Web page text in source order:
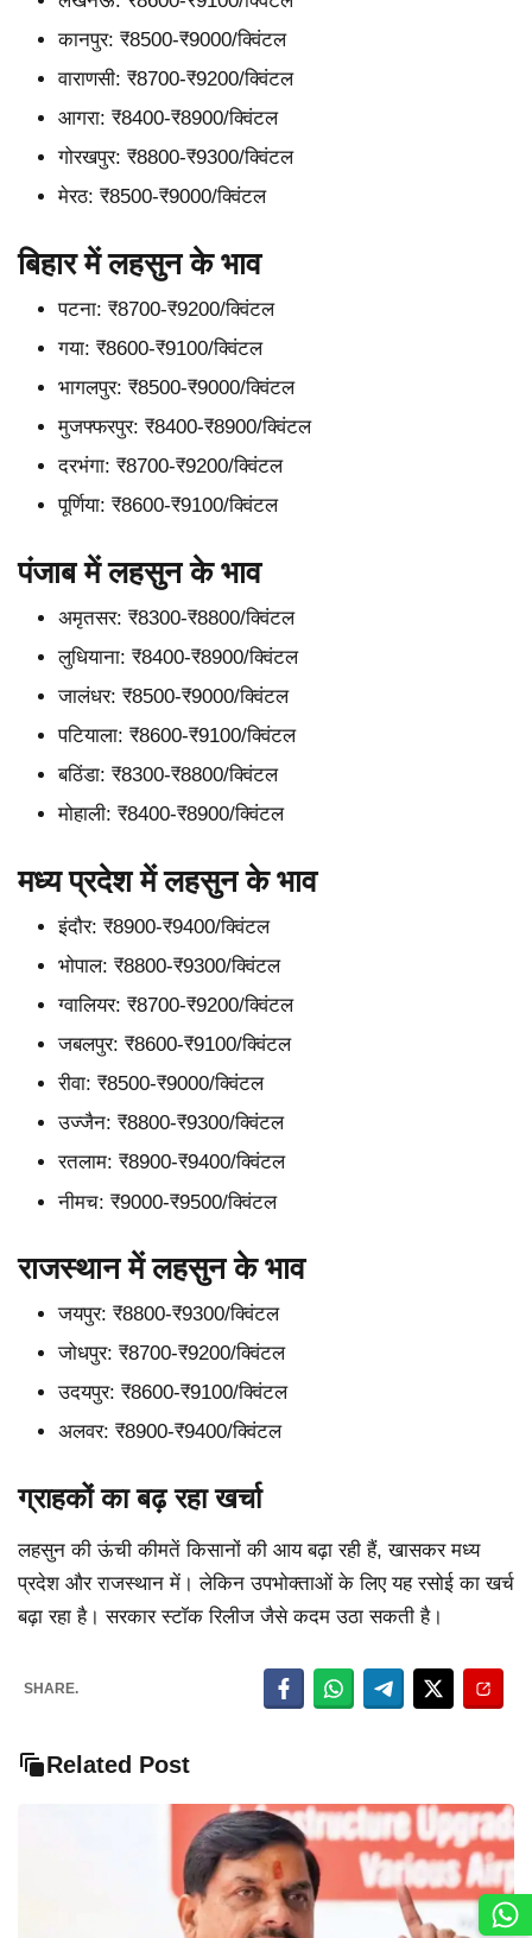
कानपुर: ₹8500-₹9000/क्विंटल
वाराणसी: ₹8700-₹9200/क्विंटल
आगरा: ₹8400-₹8900/क्विंटल
गोरखपुर: ₹8800-₹9300/क्विंटल
मेरठ: ₹8500-₹9000/क्विंटल
बिहार में लहसुन के भाव
पटना: ₹8700-₹9200/क्विंटल
गया: ₹8600-₹9100/क्विंटल
भागलपुर: ₹8500-₹9000/क्विंटल
मुजफ्फरपुर: ₹8400-₹8900/क्विंटल
दरभंगा: ₹8700-₹9200/क्विंटल
पूर्णिया: ₹8600-₹9100/क्विंटल
पंजाब में लहसुन के भाव
अमृतसर: ₹8300-₹8800/क्विंटल
लुधियाना: ₹8400-₹8900/क्विंटल
जालंधर: ₹8500-₹9000/क्विंटल
पटियाला: ₹8600-₹9100/क्विंटल
बठिंडा: ₹8300-₹8800/क्विंटल
मोहाली: ₹8400-₹8900/क्विंटल
मध्य प्रदेश में लहसुन के भाव
इंदौर: ₹8900-₹9400/क्विंटल
भोपाल: ₹8800-₹9300/क्विंटल
ग्वालियर: ₹8700-₹9200/क्विंटल
जबलपुर: ₹8600-₹9100/क्विंटल
रीवा: ₹8500-₹9000/क्विंटल
उज्जैन: ₹8800-₹9300/क्विंटल
रतलाम: ₹8900-₹9400/क्विंटल
नीमच: ₹9000-₹9500/क्विंटल
राजस्थान में लहसुन के भाव
जयपुर: ₹8800-₹9300/क्विंटल
जोधपुर: ₹8700-₹9200/क्विंटल
उदयपुर: ₹8600-₹9100/क्विंटल
अलवर: ₹8900-₹9400/क्विंटल
ग्राहकों का बढ़ रहा खर्चा
लहसुन की ऊंची कीमतें किसानों की आय बढ़ा रही हैं, खासकर मध्य
प्रदेश और राजस्थान में। लेकिन उपभोक्ताओं के लिए यह रसोई का खर्च
बढ़ा रहा है। सरकार स्टॉक रिलीज जैसे कदम उठा सकती है।
SHARE.
Related Post